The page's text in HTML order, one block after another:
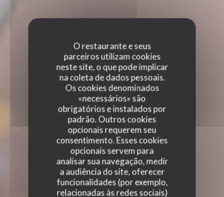
O restaurante e seus
parceiros utilizam cookies
neste site, o que pode implicar
na coleta de dados pessoais.
Os cookies denominados
«necessários» são
obrigatórios e instalados por
padrão. Outros cookies
opcionais requerem seu
consentimento. Esses cookies
opcionais servem para
analisar sua navegação, medir
a audiência do site, oferecer
funcionalidades (por exemplo,
relacionadas às redes sociais)